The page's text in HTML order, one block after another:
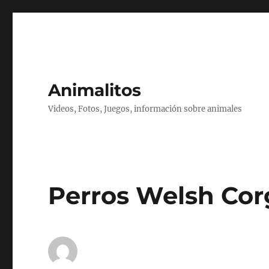
Animalitos
Videos, Fotos, Juegos, información sobre animales
Perros Welsh